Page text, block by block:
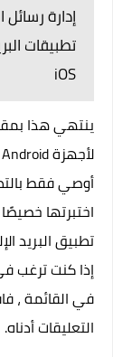
إدارة
iOS
ينتهي هذا
أوصي فقط
اختبرتها
تطبيق البريد
إذا كنت ترغب
في القائمة ،
التعليقات أدناه.